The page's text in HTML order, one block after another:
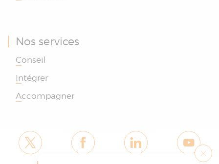
Nos services
Conseil
Intégrer
Accompagner